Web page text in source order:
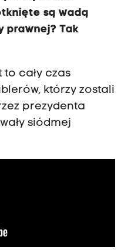
są wadą
prawnej? Tak
to cały czas
którzy zostali
prezydenta
siódmej